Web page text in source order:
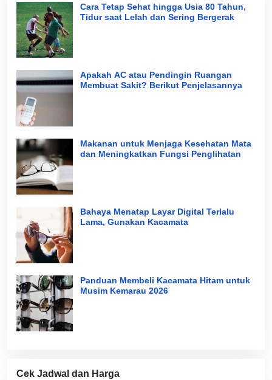
Cara Tetap Sehat hingga Usia 80 Tahun,
Tidur saat Lelah dan Sering Bergerak
Apakah AC atau Pendingin Ruangan
Membuat Sakit? Berikut Penjelasannya
Makanan untuk Menjaga Kesehatan Mata
dan Meningkatkan Fungsi Penglihatan
Bahaya Menatap Layar Digital Terlalu
Lama, Gunakan Kacamata
Panduan Membeli Kacamata Hitam untuk
Musim Kemarau 2026
Cek Jadwal dan Harga